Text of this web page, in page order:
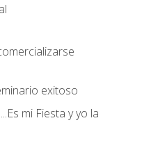
exitoso
mi Fiesta y yo la